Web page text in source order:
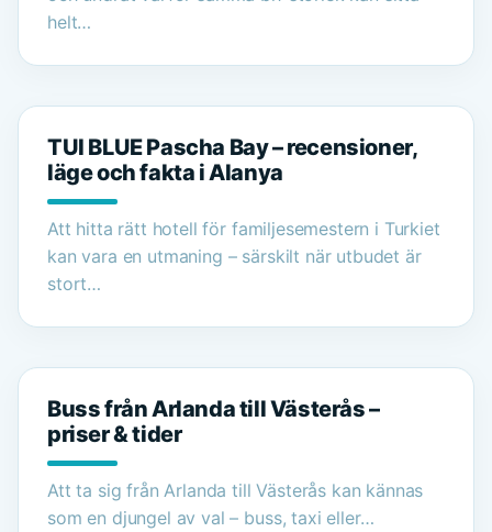
helt…
TUI BLUE Pascha Bay – recensioner,
läge och fakta i Alanya
Att hitta rätt hotell för familjesemestern i Turkiet
kan vara en utmaning – särskilt när utbudet är
stort…
Buss från Arlanda till Västerås –
priser & tider
Att ta sig från Arlanda till Västerås kan kännas
som en djungel av val – buss, taxi eller…